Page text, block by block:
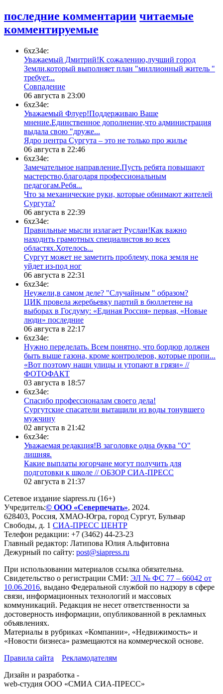
последние комментарии читаемые
комментируемые
6xz34e:
Уважаемый Дмитрий!К сожалению,лучший город
Земли.который выполняет план "миллионный житель "
требует...
​Совпадение
06 августа в 23:00
6xz34e:
Уважаемый Флуер!Поддерживаю Ваше
мнение.Единственное дополнение,что администрация
выдала свою "друже...
​Ядро центра Сургута ‒ это не только про жилье
06 августа в 22:46
6xz34e:
Замечательное направление.Пусть ребята повышают
мастерство,благодаря профессиональным
педагогам.Ребя...
​Что за механические руки, которые обнимают жителей
Сургута?
06 августа в 22:39
6xz34e:
Правильные мысли излагает Руслан!Как важно
находить грамотных специалистов во всех
областях.Хотелось...
Сургут может не заметить проблему, пока земля не
уйдет из-под ног
06 августа в 22:31
6xz34e:
Неужели,в самом деле? "Случайным " образом?
ЦИК провела жеребьевку партий в бюллетене на
выборах в Госдуму: «Единая Россия» первая, «Новые
люди» последние
06 августа в 22:17
6xz34e:
Нужно переделать. Всем понятно, что бордюр должен
быть выше газона, кроме контролеров, которые пропи...
«Вот поэтому наши улицы и утопают в грязи» //
ФОТОФАКТ
03 августа в 18:57
6xz34e:
Спасибо профессионалам своего дела!
Сургутские спасатели вытащили из воды тонувшего
мужчину
02 августа в 21:42
6xz34e:
Уважаемая редакция!В заголовке одна буква "О"
лишняя.
Какие выплаты югорчане могут получить для
подготовки к школе // ОБЗОР СИА-ПРЕСС
02 августа в 21:37
Сетевое издание siapress.ru (16+)
Учредитель:© ООО «Северпечать», 2024.
628403, Россия, ХМАО-Югра, город Сургут, Бульвар
Свободы, д. 1 СИА-ПРЕСС ЦЕНТР
Телефон редакции: +7 (3462) 44-23-23
Главный редактор: Латипова Юлия Альфитовна
Дежурный по сайту: post@siapress.ru
При использовании материалов ссылка обязательна.
Свидетельство о регистрации СМИ: ЭЛ № ФС 77 – 66042 от
10.06.2016, выдано Федеральной службой по надзору в сфере
связи, информационных технологий и массовых
коммуникаций. Редакция не несет ответственности за
достоверность информации, опубликованной в рекламных
объявлениях.
Материалы в рубриках «Компании», «Недвижимость» и
«Новости бизнеса» размещаются на коммерческой основе.
Правила сайта
Рекламодателям
Дизайн и разработка -
web-студия ООО «СМИА СИА-ПРЕСС»